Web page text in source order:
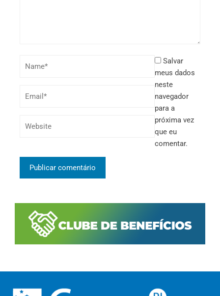
Salvar
meus dados
neste
navegador
para a
próxima vez
que eu
comentar.